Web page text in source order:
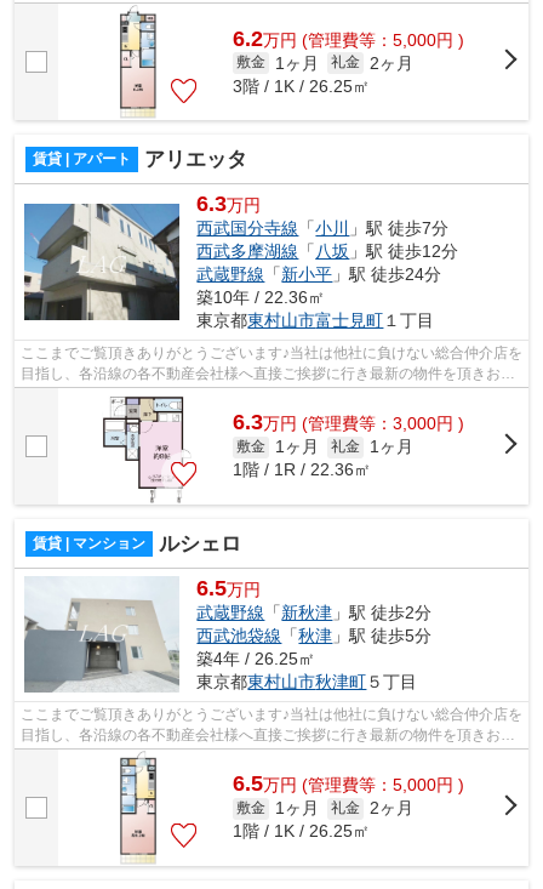
様へ提供しております！最新の情報は...
6.2万円 (管理費等：5,000円 )
敷金 1ヶ月 礼金
2ヶ月
3階 / 1K / 26.25㎡
賃貸 | アパート アリエッタ
6.3万円
西武国分寺線 「小川
」駅 徒歩7分
西武多摩湖線 「 八坂 」駅 徒歩12分
武蔵野線 「新小平 」駅 徒歩24分
築10年 / 22.36㎡
東京都東村山市富士見町 １丁目
ここまでご覧頂きありがとうございます♪当社は他社に負けない総合仲介店を
目指し、各沿線の各不動産会社様へ直接ご挨拶に行き最新の物件を頂きお客
様へ提供しております！最新の情報は...
6.3万円 (管理費等：3,000円 )
敷金 1ヶ月 礼金
1ヶ月
1階 / 1R / 22.36㎡
賃貸 | マンション ルシェロ
6.5万円
武蔵野線 「新秋津 」駅 徒歩2分
西武池袋線 「秋津 」駅 徒歩5分
築4年 / 26.25㎡
東京都東村山市秋津町５丁目
ここまでご覧頂きありがとうございます♪当社は他社に負けない総合仲介店を
目指し、各沿線の各不動産会社様へ直接ご挨拶に行き最新の物件を頂きお客
様へ提供しております！最新の情報は...
6.5万円 (管理費等：5,000円 )
敷金 1ヶ月 礼金
2ヶ月
1階 / 1K / 26.25㎡